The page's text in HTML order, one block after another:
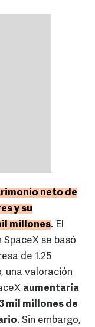
neto de
y su
millones. El
se basó
de 1.25
una valoración
aumentaría
mil millones de
. Sin embargo,